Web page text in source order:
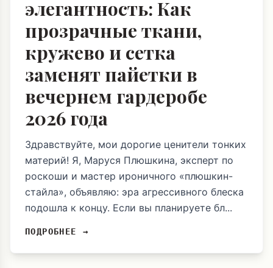
элегантность: Как
прозрачные ткани,
кружево и сетка
заменят пайетки в
вечернем гардеробе
2026 года
Здравствуйте, мои дорогие ценители тонких
материй! Я, Маруся Плюшкина, эксперт по
роскоши и мастер ироничного «плюшкин-
стайла», объявляю: эра агрессивного блеска
подошла к концу. Если вы планируете бл...
ПОДРОБНЕЕ →